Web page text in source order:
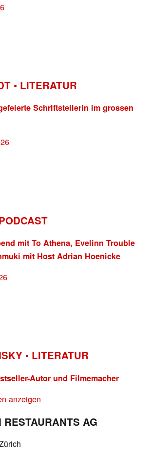
• LITERATUR
Schriftstellerin im grossen
mit To Athena, Evelinn Trouble
mit Host Adrian Hoenicke
• LITERATUR
Autor und Filmemacher
anzeigen
AG